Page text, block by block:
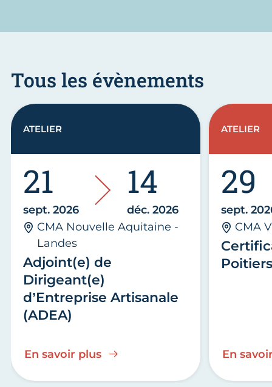
Tous les évènements
Adjoint(e) de
Dirigeant(e)
d’Entreprise Artisanale
(ADEA)
21
sept. 2026
14
déc. 2026
CMA Nouvelle Aquitaine -
Landes
En savoir plus
ATELIER
Poitiers
29
sept.
CMA
En
ATELIER